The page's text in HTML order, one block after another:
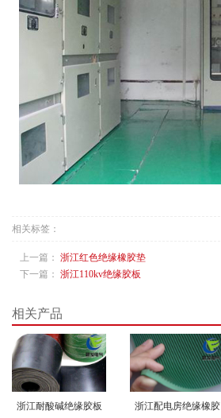
相关标签：
上一篇： 浙江红色绝缘橡胶垫
下一篇： 浙江110kv绝缘胶板
相关产品
浙江耐酸碱绝缘胶板
浙江配电房绝缘橡胶